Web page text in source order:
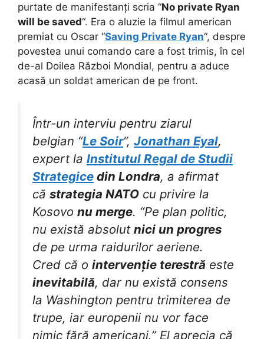
purtate de manifestanți scria “No private Ryan
will be saved“. Era o aluzie la filmul american
premiat cu Oscar “Saving Private Ryan“, despre
povestea unui comando care a fost trimis, în cel
de-al Doilea Război Mondial, pentru a aduce
acasă un soldat american de pe front.
Într-un interviu pentru ziarul
belgian “Le Soir“, Jonathan Eyal,
expert la Institutul Regal de Studii
Strategice din Londra, a afirmat
că strategia NATO cu privire la
Kosovo nu merge. “Pe plan politic,
nu există absolut nici un progres
de pe urma raidurilor aeriene.
Cred că o intervenție terestră este
inevitabilă, dar nu există consens
la Washington pentru trimiterea de
trupe, iar europenii nu vor face
nimic fără americani.” El aprecia că